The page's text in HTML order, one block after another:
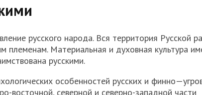
русского народа. Вся территория Русской
племенам. Материальная и духовная культура
русскими.
особенностей русских и финно—
восточной, северной и северно-западной части